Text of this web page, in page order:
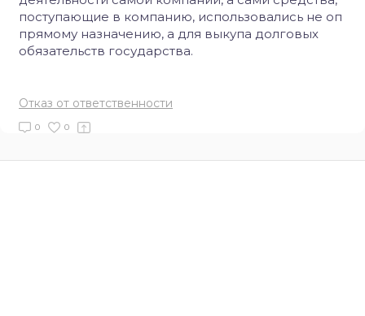
поступающие в компанию, использовались не оп
прямому назначению, а для выкупа долговых
обязательств государства.
Отказ от ответственности
0 0